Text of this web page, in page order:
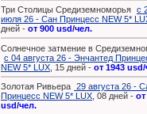
Три Столицы Средиземноморья с
июля 26 - Сан Принцесс NEW 5*
дней - от 900 usd/чел.
Солнечное затмение в
с 04 августа 26 - Энчантед
NEW 5* LUX , 15 дней - от 1943
Золотая Ривьера 29 августа 26 -
Принцесс NEW 5* LUX , 08 дней - от
usd/чел.